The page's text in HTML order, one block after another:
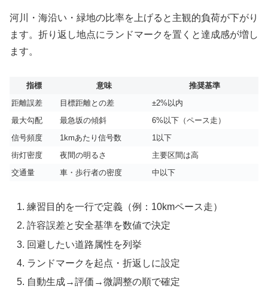
河川・海沿い・緑地の比率を上げると主観的負荷が下がり
ます。折り返し地点にランドマークを置くと達成感が増し
ます。
指標 意味
推奨基準
距離誤差
目標距離との差
±2%以内
最大勾配
最急坂の傾斜
6%以下（ペース走）
信号頻度
1kmあたり信号数
1以下
街灯密度
夜間の明るさ
主要区間は高
交通量
車・歩行者の密度 中以下
練習目的を一行で定義（例：10kmペース走）
許容誤差と安全基準を数値で決定
回避したい道路属性を列挙
ランドマークを起点・折返しに設定
自動生成→評価→微調整の順で確定